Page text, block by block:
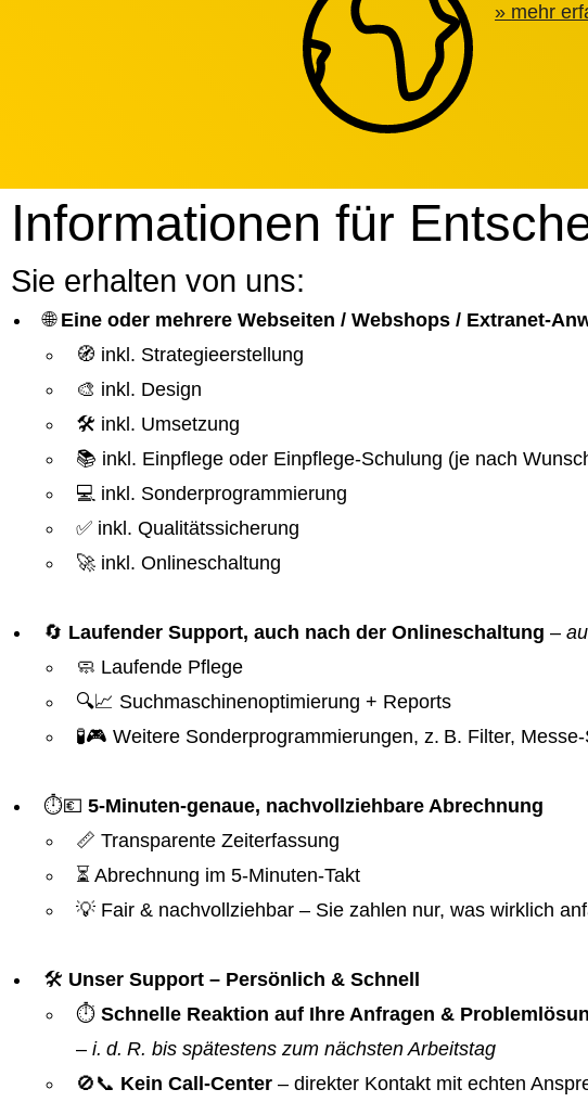
mehr
Informationen für
Sie erhalten von uns:
🌐 Eine oder mehrere Webseiten / Webshops / Extranet-
🧭 inkl. Strategieerstellung
🎨 inkl. Design
🛠️ inkl. Umsetzung
📚 inkl. Einpflege oder Einpflege-Schulung (je nach
💻 inkl. Sonderprogrammierung
✅ inkl. Qualitätssicherung
🚀 inkl. Onlineschaltung
🔄 Laufender Support, auch nach der Onlineschaltung –
🧼 Laufende Pflege
🔍📈 Suchmaschinenoptimierung + Reports
🧪🎮 Weitere Sonderprogrammierungen, z. B. Filter,
⏱️💶 5-Minuten-genaue, nachvollziehbare Abrechnung
📏 Transparente Zeiterfassung
⏳ Abrechnung im 5-Minuten-Takt
💡 Fair & nachvollziehbar – Sie zahlen nur, was wirklich
🛠️ Unser Support – Persönlich & Schnell
⏱️ Schnelle Reaktion auf Ihre Anfragen &
– i. d. R. bis spätestens zum nächsten Arbeitstag
🚫📞 Kein Call-Center – direkter Kontakt mit echten